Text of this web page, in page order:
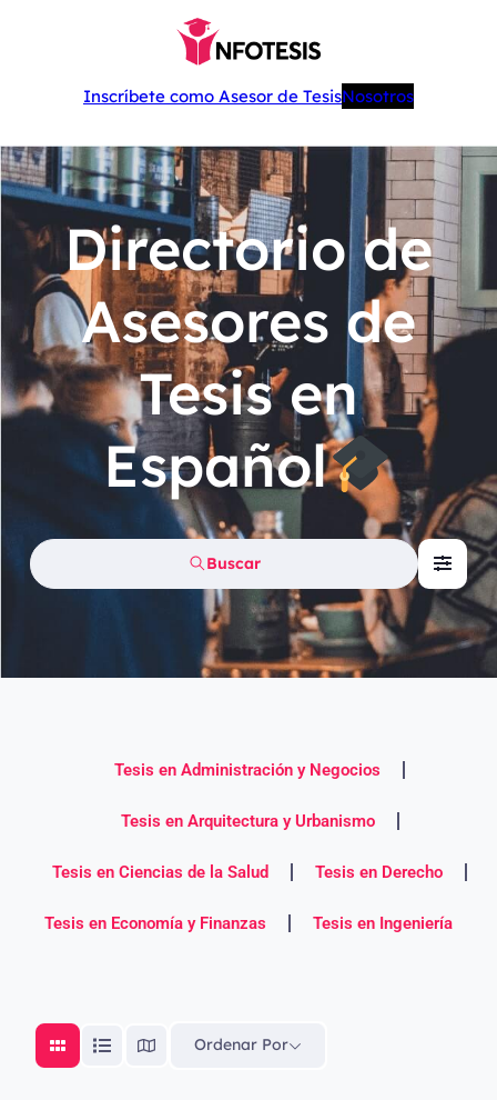
Inscríbete como Asesor de TesisNosotros
Directorio de
Asesores de
Tesis en
Español
Buscar
Tesis en Administración y Negocios
Tesis en Arquitectura y Urbanismo
Tesis en Ciencias de la Salud Tesis en Derecho
Tesis en Economía y Finanzas Tesis en Ingeniería
Ordenar Por